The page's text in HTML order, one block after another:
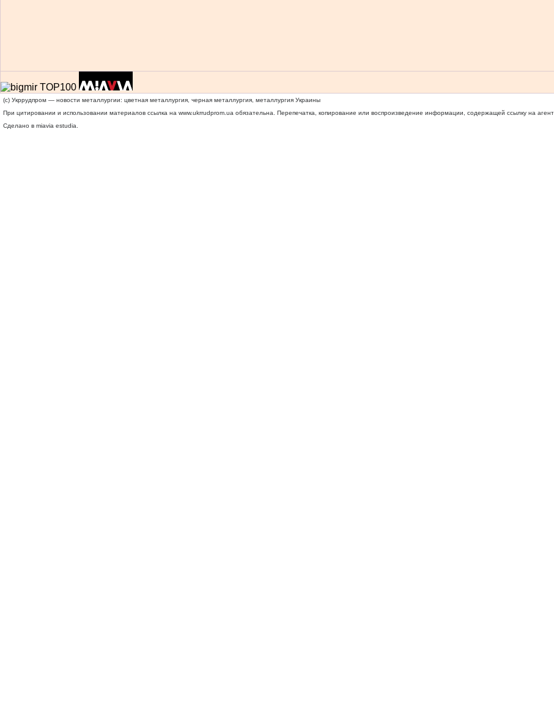
(c) Укррудпром — новости металлургии: цветная металлургия, черная металлургия, металлургия Украины
При цитировании и использовании материалов ссылка на www.ukrrudprom.ua обязательна. Перепечатка, копирование или воспроизведение информации, содержащей ссылку на
Сделано в miavia estudia.